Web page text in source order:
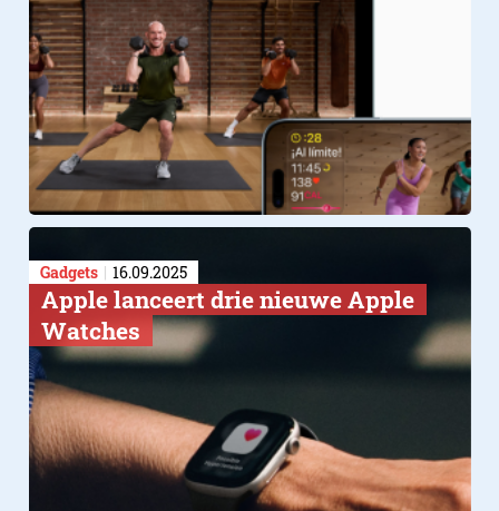
Gadgets 16.09.2025
Apple lanceert drie nieuwe Apple
Watches